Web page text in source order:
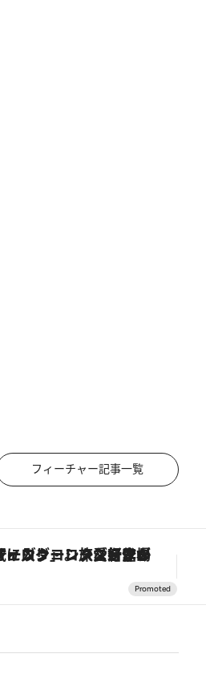
フィーチャー記事一覧
ヴァシュロン・コンスタンタン「オーヴァーシーズ・オートマティック」。旅愛好家のお気に入りコレクションから、ジェンダーレスな新作が登場